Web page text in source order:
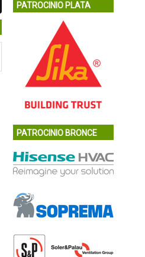
PATROCINIO PLATA
PATROCINIO BRONCE